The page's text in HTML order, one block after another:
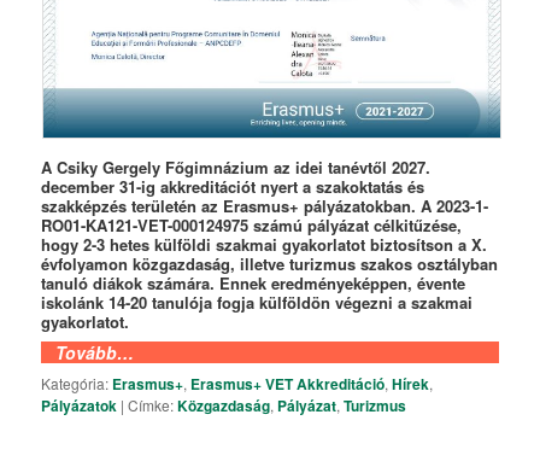
A Csiky Gergely Főgimnázium az idei tanévtől 2027.
december 31-ig akkreditációt nyert a szakoktatás és
szakképzés területén az Erasmus+ pályázatokban. A 2023-1-
RO01-KA121-VET-000124975 számú pályázat célkitűzése,
hogy 2-3 hetes külföldi szakmai gyakorlatot biztosítson a X.
évfolyamon közgazdaság, illetve turizmus szakos osztályban
tanuló diákok számára. Ennek eredményeképpen, évente
iskolánk 14-20 tanulója fogja külföldön végezni a szakmai
gyakorlatot.
Tovább…
Kategória: Erasmus+, Erasmus+ VET Akkreditáció,Hírek,
Pályázatok |Címke:Közgazdaság, Pályázat,Turizmus